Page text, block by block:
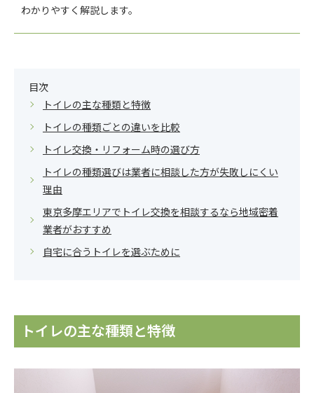
わかりやすく解説します。
目次
トイレの主な種類と特徴
トイレの種類ごとの違いを比較
トイレ交換・リフォーム時の選び方
トイレの種類選びは業者に相談した方が失敗しにくい
理由
東京多摩エリアでトイレ交換を相談するなら地域密着
業者がおすすめ
自宅に合うトイレを選ぶために
トイレの主な種類と特徴